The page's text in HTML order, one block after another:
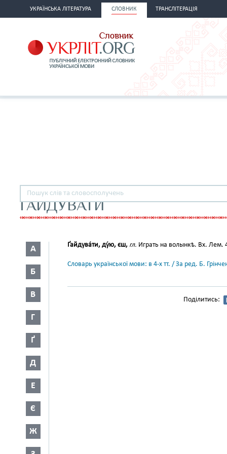
УКРАЇНСЬКА ЛІТЕРАТУРА СЛОВНИК ТРАНСЛІТЕРАЦІЯ
ҐАЙДУВАТИ
А
Б
В
Г
Ґ
Д
Е
Є
Ж
Ґайдува́ти, ду́ю, єш, гл. Играть на волынкѣ. Вх. Лем.
Словарь української мови: в 4-х тт. / За ред. Б.
Поділитись: